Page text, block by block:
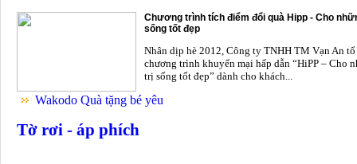
Chương trình tích điểm đổi quà Hipp - Cho
sống tốt đẹp
Nhân dịp hè 2012, Công ty TNHH TM Vạn An
chương trình khuyến mại hấp dẫn “HiPP – Cho
trị sống tốt đẹp” dành cho khách...
Wakodo Quà tặng bé yêu
Tờ rơi - áp phích